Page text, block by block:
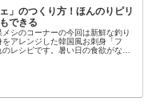
」のつくり方！ほんのりピリ
できる
シのコーナーの今回は新鮮な釣り
アレンジした韓国風お刺身「フ
レシピです。暑い日の食欲がない